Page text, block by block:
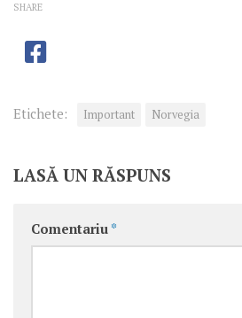
SHARE
Etichete: Important Norvegia
LASĂ UN RĂSPUNS
Comentariu *